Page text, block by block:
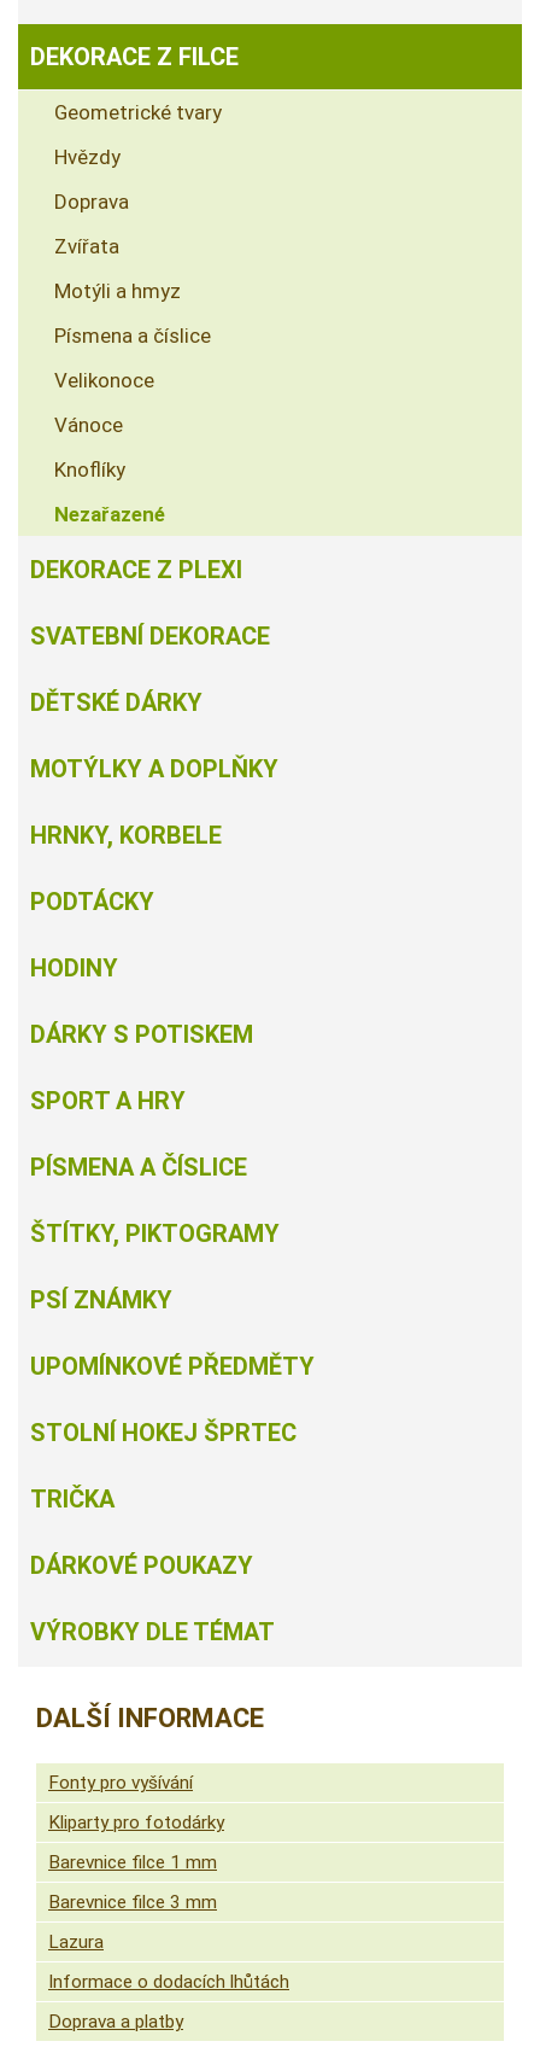
DEKORACE Z FILCE
Geometrické tvary
Hvězdy
Doprava
Zvířata
Motýli a hmyz
Písmena a číslice
Velikonoce
Vánoce
Knoflíky
Nezařazené
DEKORACE Z PLEXI
SVATEBNÍ DEKORACE
DĚTSKÉ DÁRKY
MOTÝLKY A DOPLŇKY
HRNKY, KORBELE
PODTÁCKY
HODINY
DÁRKY S POTISKEM
SPORT A HRY
PÍSMENA A ČÍSLICE
ŠTÍTKY, PIKTOGRAMY
PSÍ ZNÁMKY
UPOMÍNKOVÉ PŘEDMĚTY
STOLNÍ HOKEJ ŠPRTEC
TRIČKA
DÁRKOVÉ POUKAZY
VÝROBKY DLE TÉMAT
DALŠÍ INFORMACE
Fonty pro vyšívání
Kliparty pro fotodárky
Barevnice filce 1 mm
Barevnice filce 3 mm
Lazura
Informace o dodacích lhůtách
Doprava a platby